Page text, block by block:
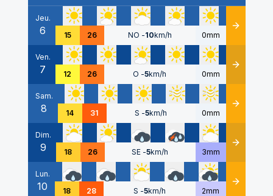
Date
Jeu.
6 15 26 NO -10km/h 0mm Détails
Ven.
7 12 26 O -5km/h 0mm Détails
Sam.
8 14 31 S -5km/h 0mm Détails
Dim.
9 18 26 SE -5km/h 3mm Détails
Lun.
10 18 28 S -5km/h 2mm Détails